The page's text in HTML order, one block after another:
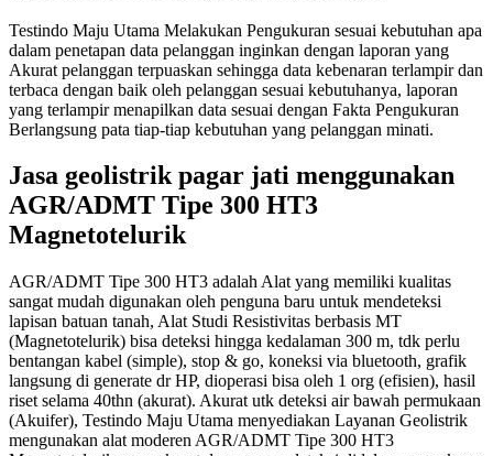
Testindo Maju Utama Melakukan Pengukuran sesuai kebutuhan apa
dalam penetapan data pelanggan inginkan dengan laporan yang
Akurat pelanggan terpuaskan sehingga data kebenaran terlampir dan
terbaca dengan baik oleh pelanggan sesuai kebutuhanya, laporan
yang terlampir menapilkan data sesuai dengan Fakta Pengukuran
Berlangsung pata tiap-tiap kebutuhan yang pelanggan minati.
Jasa geolistrik pagar jati menggunakan
AGR/ADMT Tipe 300 HT3
Magnetotelurik
AGR/ADMT Tipe 300 HT3 adalah Alat yang memiliki kualitas
sangat mudah digunakan oleh penguna baru untuk mendeteksi
lapisan batuan tanah, Alat Studi Resistivitas berbasis MT
(Magnetotelurik) bisa deteksi hingga kedalaman 300 m, tdk perlu
bentangan kabel (simple), stop & go, koneksi via bluetooth, grafik
langsung di generate dr HP, dioperasi bisa oleh 1 org (efisien), hasil
riset selama 40thn (akurat). Akurat utk deteksi air bawah permukaan
(Akuifer), Testindo Maju Utama menyediakan Layanan Geolistrik
mengunakan alat moderen AGR/ADMT Tipe 300 HT3